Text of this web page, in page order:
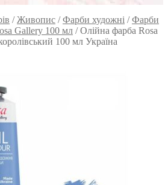
/Живопис /Фарби художні /Фарби
Gallery 100 мл /Олійна фарба Rosa
100 мл Україна